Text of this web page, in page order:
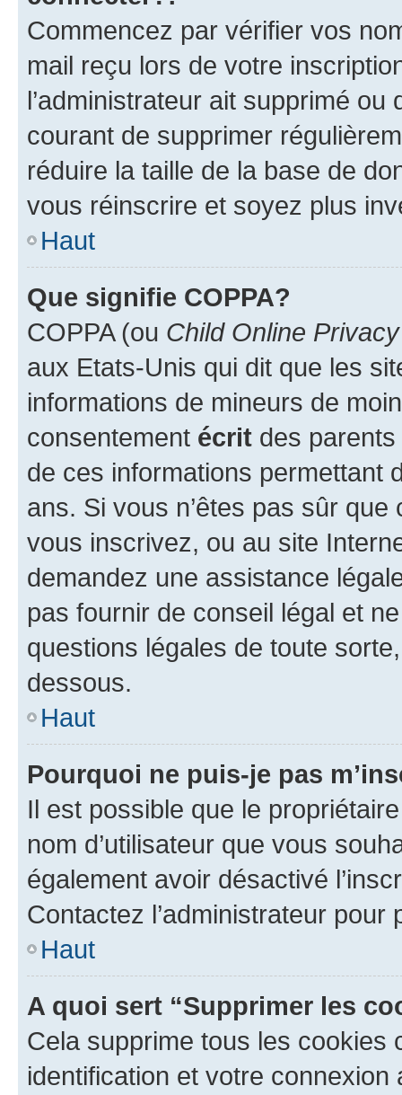
Commencez par vérifier vos
mail reçu lors de votre
l’administrateur ait supprimé
courant de supprimer
réduire la taille de la base de
vous réinscrire et soyez plus
Haut
Que signifie COPPA?
COPPA (ou Child Online
aux Etats-Unis qui dit que les
informations de mineurs de
consentement écrit des parents
de ces informations permettant
ans. Si vous n’êtes pas sûr
vous inscrivez, ou au site
demandez une assistance
pas fournir de conseil légal et
questions légales de toute
dessous.
Haut
Pourquoi ne puis-je pas
Il est possible que le
nom d’utilisateur que vous
également avoir désactivé
Contactez l’administrateur
Haut
A quoi sert “Supprimer les
Cela supprime tous les cookies
identification et votre